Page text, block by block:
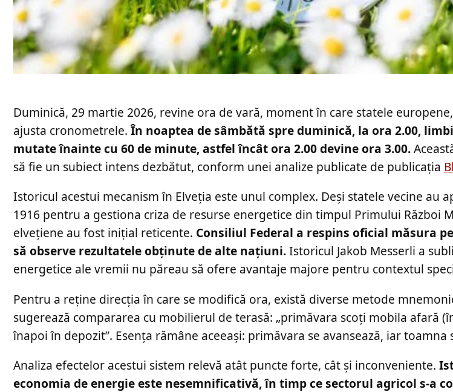
Duminică, 29 martie 2026, revine ora de vară, moment în care statele
ajusta cronometrele.În noaptea de sâmbătă spre duminică, la ora 2.00,
mutate înainte cu 60 de minute, astfel încât ora 2.00 devine ora 3.00.
să fie un subiect intens dezbătut, conform unei analize publicate de publicația
Istoricul acestui mecanism în Elveția este unul complex. Deși statele vecine au
1916 pentru a gestiona criza de resurse energetice din timpul Primului Război
elvețiene au fost inițial reticente. Consiliul Federal a respins oficial măsura
să observe rezultatele obținute de alte națiuni.Istoricul Jakob Messerli a
energetice ale vremii nu păreau să ofere avantaje majore pentru contextul
Pentru a reține direcția în care se modifică ora, există diverse metode
sugerează compararea cu mobilierul de terasă: „primăvara scoți mobila afară
înapoi în depozit”. Esența rămâne aceeași: primăvara se avansează, iar
Analiza efectelor acestui sistem relevă atât puncte forte, cât și inconveniente.
economia de energie este nesemnificativă, în timp ce sectorul agricol s-a